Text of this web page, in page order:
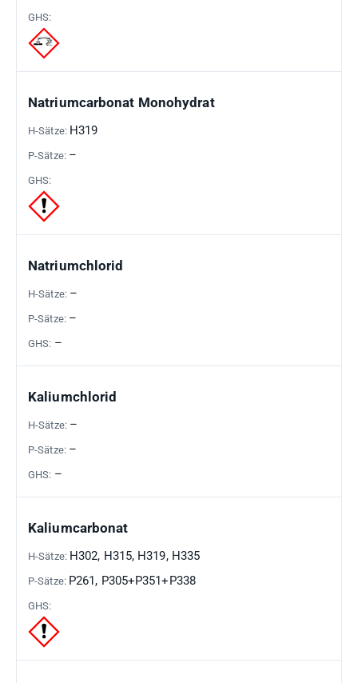
Natriumcarbonat Monohydrat
H319
–
Natriumchlorid
–
–
–
Kaliumchlorid
–
–
–
Kaliumcarbonat
H302, H315, H319, H335
P261, P305+P351+P338